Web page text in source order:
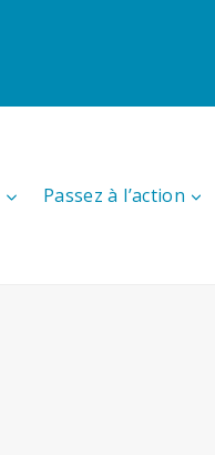
Passez à l’action